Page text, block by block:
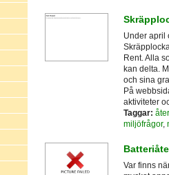
Under april
Rent. Alla
kan delta.
och sina
På
aktiviteter
Taggar:
miljöfrågor,
Var finns